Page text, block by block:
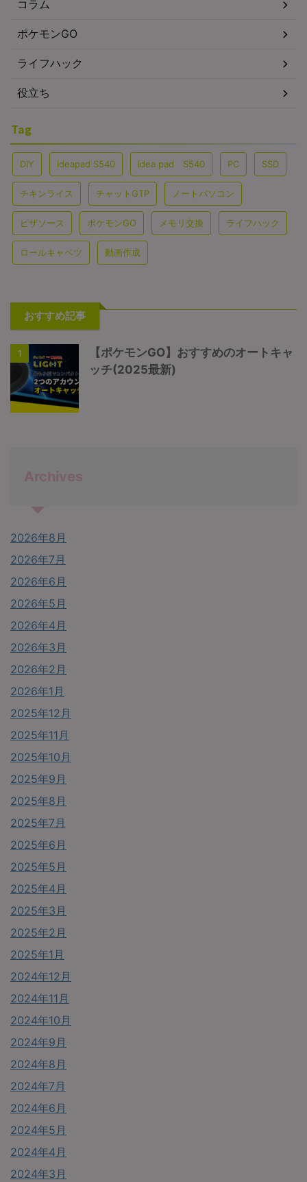
コラム
ポケモンGO
ライフハック
役立ち
Tag
DIY ideapad S540 idea pad S540 PC SSD
チキンライス チャットGTP ノートパソコン
ピザソース ポケモンGO メモリ交換 ライフハック
ロールキャベツ 動画作成
おすすめ記事
1
【ポケモンGO】おすすめのオートキャ
ッチ(2025最新)
Archives
2026年8月
2026年7月
2026年6月
2026年5月
2026年4月
2026年3月
2026年2月
2026年1月
2025年12月
2025年11月
2025年10月
2025年9月
2025年8月
2025年7月
2025年6月
2025年5月
2025年4月
2025年3月
2025年2月
2025年1月
2024年12月
2024年11月
2024年10月
2024年9月
2024年8月
2024年7月
2024年6月
2024年5月
2024年4月
2024年3月